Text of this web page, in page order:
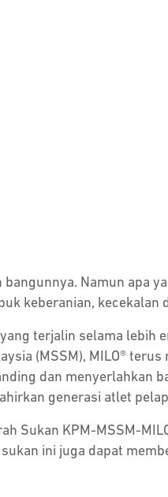
bangunnya. Namun apa
keberanian,
terjalin selama lebih
(MSSM), MILO®
dan menyerlahkan
generasi atlet
Sukan KPM-MSSM-
ini juga dapat